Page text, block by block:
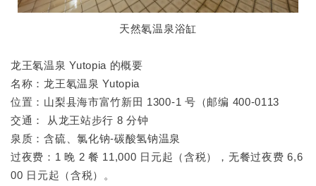
天然氡温泉浴缸
龙王氡温泉 Yutopia 的概要
名称：龙王氡温泉 Yutopia
位置：山梨县海市富竹新田 1300-1 号（邮编 400-0113
交通： 从龙王站步行 8 分钟
泉质：含硫、氯化钠-碳酸氢钠温泉
过夜费：1 晚 2 餐 11,000 日元起（含税），无餐过夜费 6,6
00 日元起（含税）。